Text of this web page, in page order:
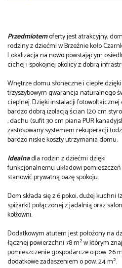
Przedmiotemoferty jest atrakcyjny,
rodziny z dziećmi w Brzeźnie koło
Lokalizacja na nowo powstającym
cichej i spokojnej okolicy z dobrą
Wnętrze domu słoneczne i ciepłe
trzyszybowym gwarancja naturalnego
cieplnej. Dzięki instalacji fotowoltaicznej
bardzo dobrą izolacją ścian (20 cm
, dachu (sufit 30 cm piana PUR
zastosowany systemem rekuperacji
bardzo niskie koszty utrzymania domu.
Idealnadla rodzin z dziećmi dzięki
funkcjonalnemu układowi
stanowić prywatną oazę spokoju.
Dom składa się z 6 pokoi, dużej kuchni
spiżarki) połączonej z jadalnią oraz
kotłowni.
Dodatkowym atutem jest położony na
łącznej powierzchni 78 m2w którym
pomieszczenie gospodarcze o pow. 26 m
dodatkowe zadaszeniem o pow. 24 m2.